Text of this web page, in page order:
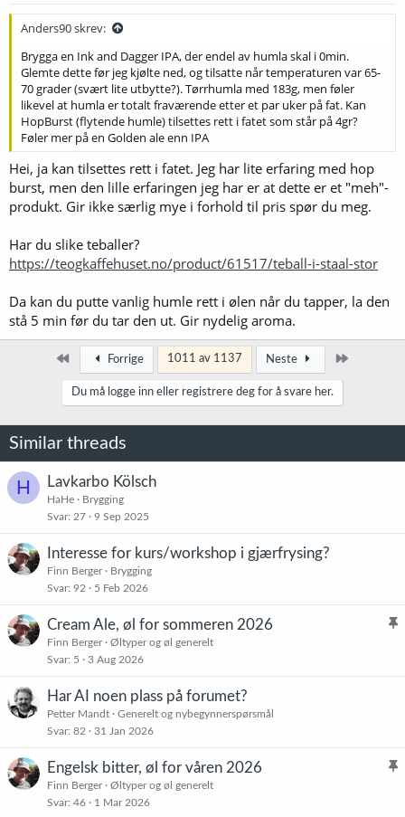
Anders90 skrev:
Brygga en Ink and Dagger IPA, der endel av humla skal i 0min.
Glemte dette før jeg kjølte ned, og tilsatte når temperaturen var 65-
70 grader (svært lite utbytte?). Tørrhumla med 183g, men føler
likevel at humla er totalt fraværende etter et par uker på fat. Kan
HopBurst (flytende humle) tilsettes rett i fatet som står på 4gr?
Føler mer på en Golden ale enn IPA
Hei, ja kan tilsettes rett i fatet. Jeg har lite erfaring med hop
burst, men den lille erfaringen jeg har er at dette er et "meh"-
produkt. Gir ikke særlig mye i forhold til pris spør du meg.
Har du slike teballer?
https://teogkaffehuset.no/product/61517/teball-i-staal-stor
Da kan du putte vanlig humle rett i ølen når du tapper, la den
stå 5 min før du tar den ut. Gir nydelig aroma.
Først Forrige 1011 av 1137 Neste
Du må logge inn eller registrere deg for å svare her.
Similar threads
H Lavkarbo Kölsch
HaHe
Brygging
Svar 27 9 Sep 2025
Interesse for kurs/workshop i gjærfrysing?
Finn Berger
Brygging
Svar 92 5 Feb 2026
K
Cream Ale, øl for sommeren 2026
Finn Berger
Øltyper og øl generelt
Svar 5 3 Aug 2026
Har AI noen plass på forumet?
Petter Mandt
Generelt og nybegynnerspørsmål
Svar 82 31 Jan 2026
K
Engelsk bitter, øl for våren 2026
Finn Berger
Øltyper og øl generelt
Svar 46 1 Mar 2026